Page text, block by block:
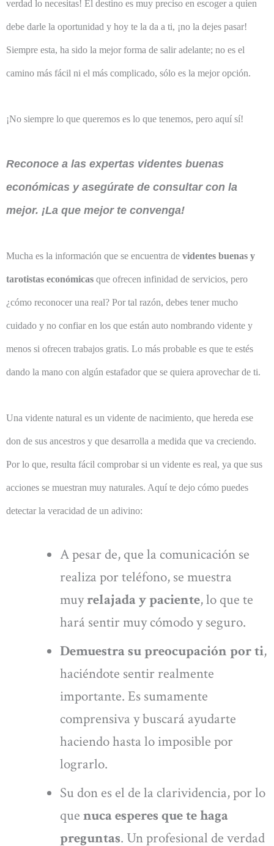
verdad lo necesitas! El destino es muy preciso en escoger a quien
debe darle la oportunidad y hoy te la da a ti, ¡no la dejes pasar!
Siempre esta, ha sido la mejor forma de salir adelante; no es el
camino más fácil ni el más complicado, sólo es la mejor opción.
¡No siempre lo que queremos es lo que tenemos, pero aquí sí!
Reconoce a las expertas videntes buenas
económicas y asegúrate de consultar con la
mejor. ¡La que mejor te convenga!
Mucha es la información que se encuentra de videntes buenas y
tarotistas económicas que ofrecen infinidad de servicios, pero
¿cómo reconocer una real? Por tal razón, debes tener mucho
cuidado y no confiar en los que están auto nombrando vidente y
menos si ofrecen trabajos gratis. Lo más probable es que te estés
dando la mano con algún estafador que se quiera aprovechar de ti.
Una vidente natural es un vidente de nacimiento, que hereda ese
don de sus ancestros y que desarrolla a medida que va creciendo.
Por lo que, resulta fácil comprobar si un vidente es real, ya que sus
acciones se muestran muy naturales. Aquí te dejo cómo puedes
detectar la veracidad de un adivino:
A pesar de, que la comunicación se
realiza por teléfono, se muestra
muyrelajada y paciente, lo que te
hará sentir muy cómodo y seguro.
Demuestra su preocupación por ti,
haciéndote sentir realmente
importante. Es sumamente
comprensiva y buscará ayudarte
haciendo hasta lo imposible por
lograrlo.
Su don es el de la clarividencia, por lo
quenuca esperes que te haga
preguntas. Un profesional de verdad